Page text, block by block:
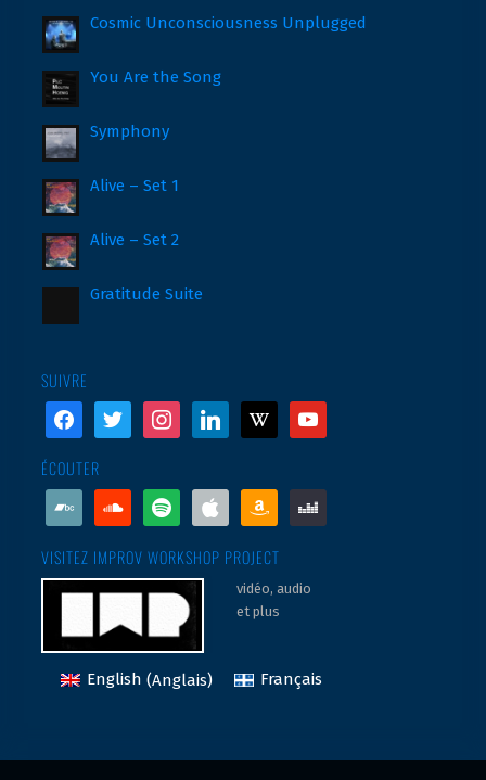
Cosmic Unconsciousness Unplugged
You Are the Song
Symphony
Alive – Set 1
Alive – Set 2
Gratitude Suite
SUIVRE
facebooktwitter instagramlinkedinwikipediayoutube
ÉCOUTER
bandcampsoundcloud
spotify apple amazondeezer
VISITEZ IMPROV WORKSHOP PROJECT
vidéo, audio
et plus
English (Anglais) Français